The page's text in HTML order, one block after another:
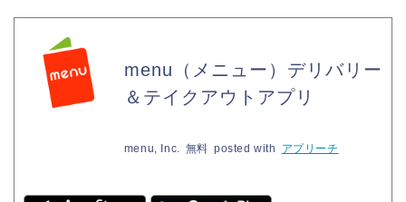
menu（メニュー）デリバリー
＆テイクアウトアプリ
menu, Inc. 無料 posted with アプリーチ